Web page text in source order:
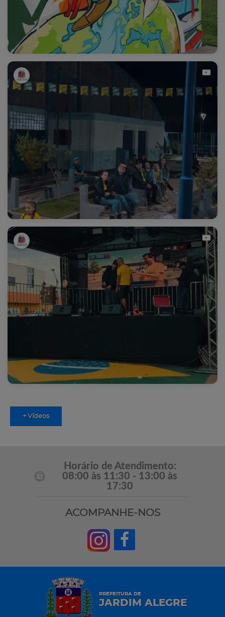
+ Vídeos
Horário de Atendimento:
08:00 às 11:30 - 13:00 às
17:30
ACOMPANHE-NOS
PREFEITURA DE
JARDIM ALEGRE